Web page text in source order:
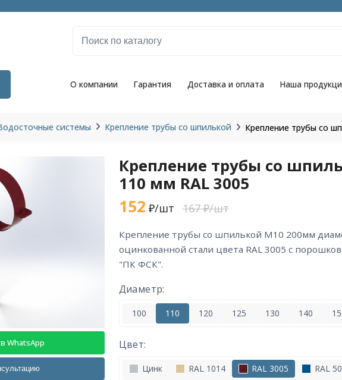
О компании Гарантия Доставка и оплата Наша
системы Крепление трубы со шпилькой Крепление трубы со
WhatsApp
Крепление трубы со
110 мм RAL 3005
152 ₽/шт 167 ₽/шт
крепление трубы со шпилькой М10 200мм диаметр 110 мм RAL 3005 из
оцинкованной стали цвета RAL 3005 с
"ПК ФСК".
Диаметр:
100 110 120 125 130 140
Цвет:
Цинк RAL 1014 RAL 3005 RAL